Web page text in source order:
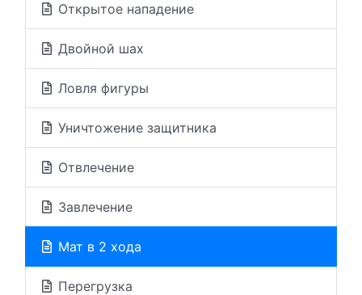
Открытое нападение
Двойной шах
Ловля фигуры
Уничтожение защитника
Отвлечение
Завлечение
Мат в 2 хода
Перегрузка